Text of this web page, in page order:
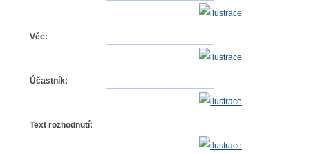
Věc:
Účastník:
Text rozhodnutí: